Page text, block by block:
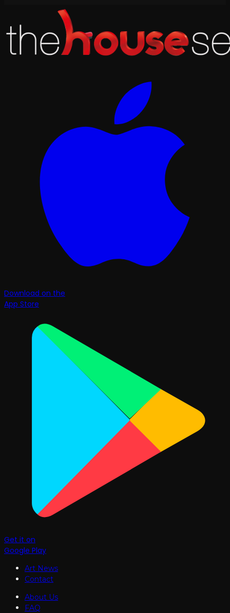
Download on the
App Store
Get it on
Google Play
Art News
Contact
About Us
FAQ